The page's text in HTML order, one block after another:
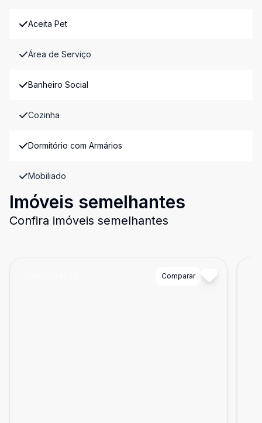
Aceita Pet
Área de Serviço
Banheiro Social
Cozinha
Dormitório com Armários
Mobiliado
Imóveis semelhantes
Confira imóveis semelhantes
Comparar